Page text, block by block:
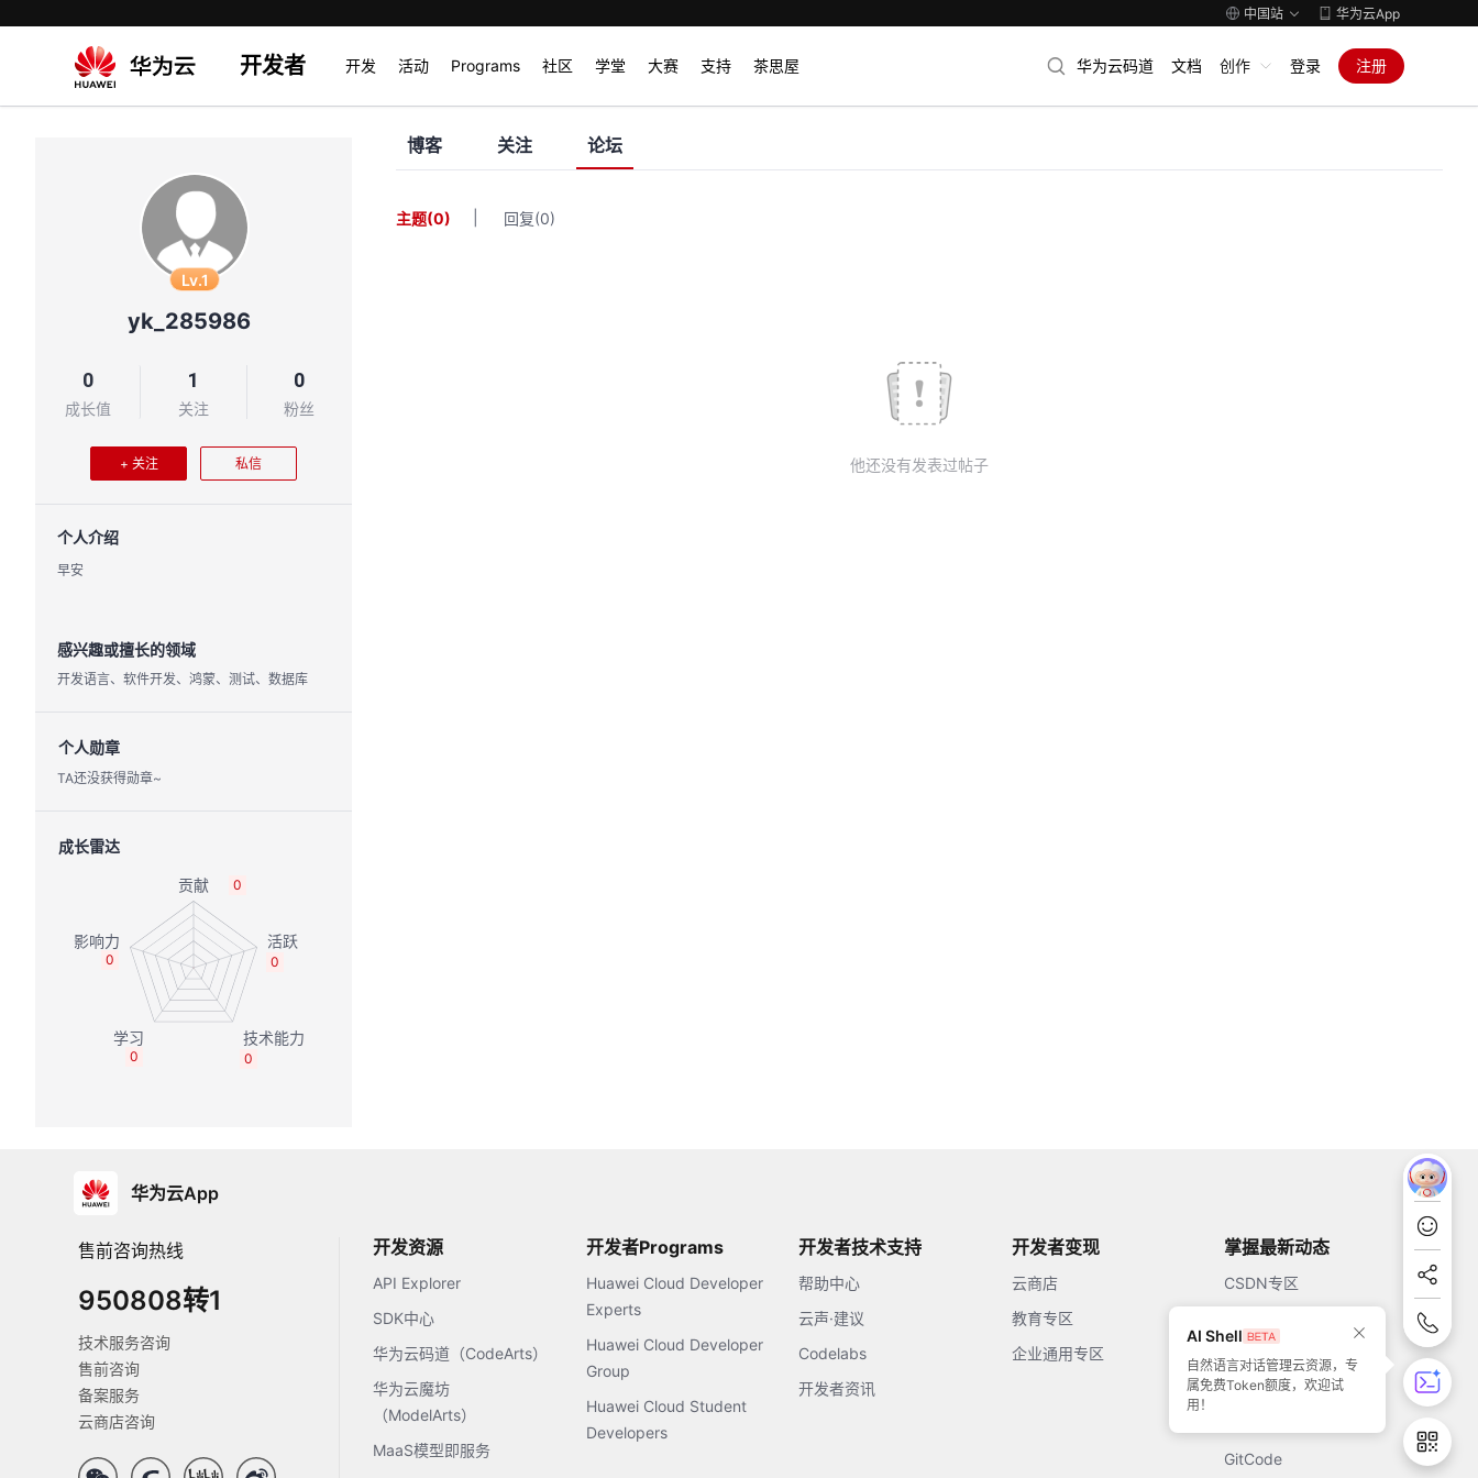
中国站 华为云App
开发者 开发 活动 Programs 社区 学堂 大赛 支持 茶思屋 华为云码道 文档 创作 登录 注册
Lv.1
yk_285986
0
成长值
1
关注
0
粉丝
+ 关注 私信
个人介绍
早安
感兴趣或擅长的领域
开发语言、软件开发、鸿蒙、测试、数据库
个人勋章
TA还没获得勋章~
成长雷达
0
0
0
0
0
博客 关注 论坛
主题(0) 回复(0)
他还没有发表过帖子
华为云App
售前咨询热线
950808转1
技术服务咨询
售前咨询
备案服务
云商店咨询
开发资源
API Explorer
SDK中心
华为云码道（CodeArts）
华为云魔坊
（ModelArts）
MaaS模型即服务
开发者Programs
Huawei Cloud Developer
Experts
Huawei Cloud Developer
Group
Huawei Cloud Student
Developers
开发者技术支持
帮助中心
云声·建议
Codelabs
开发者资讯
开发者变现
云商店
教育专区
企业通用专区
掌握最新动态
CSDN专区
51CTO
GitCode
AI Shell
自然语言对话管理云资源，专
属免费Token额度，欢迎试
用！